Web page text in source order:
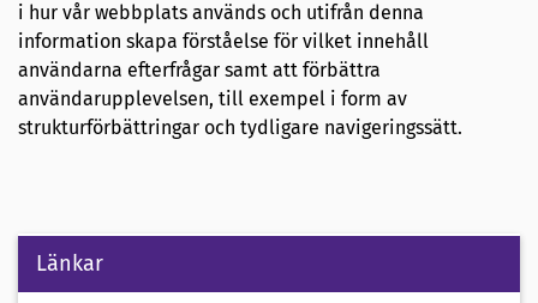
i hur vår webbplats används och utifrån denna
information skapa förståelse för vilket innehåll
användarna efterfrågar samt att förbättra
användarupplevelsen, till exempel i form av
strukturförbättringar och tydligare navigeringssätt.
Länkar